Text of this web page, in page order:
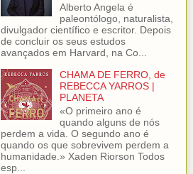
Alberto Angela é
paleontólogo, naturalista,
divulgador científico e escritor. Depois
de concluir os seus estudos
avançados em Harvard, na Co...
CHAMA DE FERRO, de
REBECCA YARROS |
PLANETA
«O primeiro ano é
quando alguns de nós
perdem a vida. O segundo ano é
quando os que sobrevivem perdem a
humanidade.» Xaden Riorson Todos
esp...